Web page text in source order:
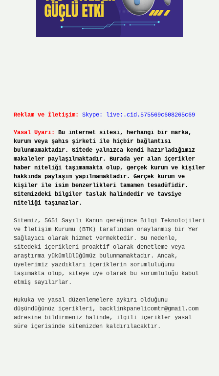
Reklam ve İletişim: Skype: live:.cid.575569c608265c69
Yasal Uyarı:
Bu internet sitesi, herhangi bir marka,
kurum veya şahıs şirketi ile hiçbir bağlantısı
bulunmamaktadır. Sitede yalnızca kendi hazırladığımız
makaleler paylaşılmaktadır. Burada yer alan içerikler
haber niteliği taşımamakta olup, gerçek kurum ve kişiler
hakkında paylaşım yapılmamaktadır. Gerçek kurum ve
kişiler ile isim benzerlikleri tamamen tesadüfidir.
Sitemizdeki bilgiler taslak halindedir ve tavsiye
niteliği taşımazlar.
Sitemiz, 5651 Sayılı Kanun gereğince Bilgi Teknolojileri
ve İletişim Kurumu (BTK) tarafından onaylanmış bir Yer
Sağlayıcı olarak hizmet vermektedir. Bu nedenle,
sitedeki içerikleri proaktif olarak denetleme veya
araştırma yükümlülüğümüz bulunmamaktadır. Ancak,
üyelerimiz yazdıkları içeriklerin sorumluluğunu
taşımakta olup, siteye üye olarak bu sorumluluğu kabul
etmiş sayılırlar.
Hukuka ve yasal düzenlemelere aykırı olduğunu
düşündüğünüz içerikleri, backlinkpanelicomtr@gmail.com
adresine bildirmeniz halinde, ilgili içerikler yasal
süre içerisinde sitemizden kaldırılacaktır.